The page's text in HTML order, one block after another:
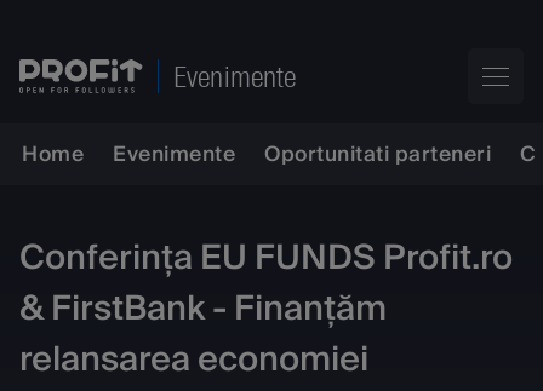
Evenimente
Home Evenimente Oportunitati parteneri
Conferința EU FUNDS Profit.ro
& FirstBank - Finanțăm
relansarea economiei